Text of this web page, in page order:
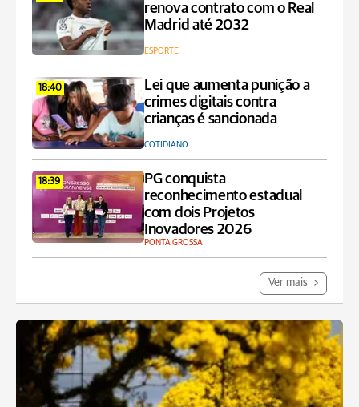
renova contrato com o Real
Madrid até 2032
ESPORTE
18:40
Lei que aumenta punição a
crimes digitais contra
crianças é sancionada
COTIDIANO
18:39
PG conquista
reconhecimento estadual
com dois Projetos
Inovadores 2026
PONTA GROSSA
Ver mais